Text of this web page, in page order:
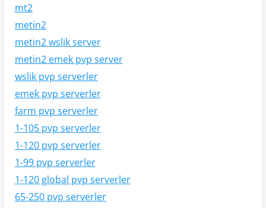
mt2
metin2
metin2 wslik server
metin2 emek pvp server
wslik pvp serverler
emek pvp serverler
farm pvp serverler
1-105 pvp serverler
1-120 pvp serverler
1-99 pvp serverler
1-120 global pvp serverler
65-250 pvp serverler